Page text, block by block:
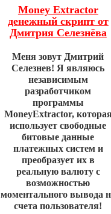
Money Extractor
денежный скрипт от
Дмитрия Селезнёва
Меня зовут Дмитрий
Селезнев! Я являюсь
независимым
разработчиком
программы
MoneyExtractor,
использует свободные
битовые данные
платежных систем и
преобразует их в
реальную валюту с
возможностью
моментального вывода
счета пользователя!